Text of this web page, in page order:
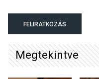
FELIRATKOZÁS
Megtekintve